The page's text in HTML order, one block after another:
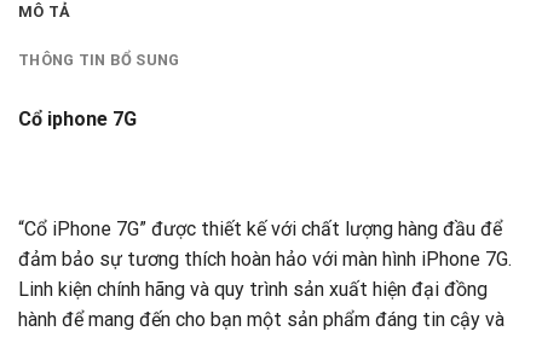
MÔ TẢ
THÔNG TIN BỔ SUNG
Cổ iphone 7G
“Cổ iPhone 7G” được thiết kế với chất lượng hàng đầu để
đảm bảo sự tương thích hoàn hảo với màn hình iPhone 7G.
Linh kiện chính hãng và quy trình sản xuất hiện đại đồng
hành để mang đến cho bạn một sản phẩm đáng tin cậy và